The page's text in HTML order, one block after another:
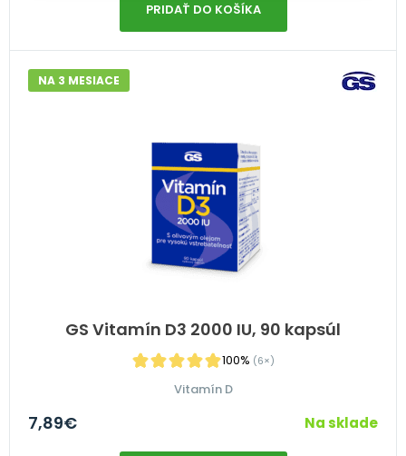
PRIDAŤ DO KOŠÍKA
GS Vitamín D3 2000 IU, 90 kapsúl
100% (6×)
NA 3 MESIACE
Vitamín D
7,89€ Na sklade